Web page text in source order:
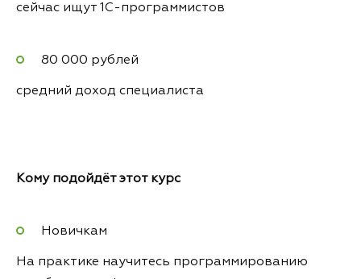
сейчас ищут 1С-программистов
80 000 рублей
средний доход специалиста
Кому подойдёт этот курс
Новичкам
На практике научитесь программированию